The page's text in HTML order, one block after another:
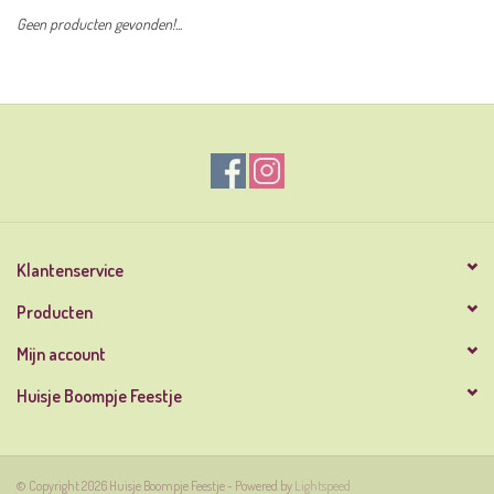
Geen producten gevonden!...
Klantenservice
Producten
Mijn account
Huisje Boompje Feestje
© Copyright 2026 Huisje Boompje Feestje - Powered by Lightspeed